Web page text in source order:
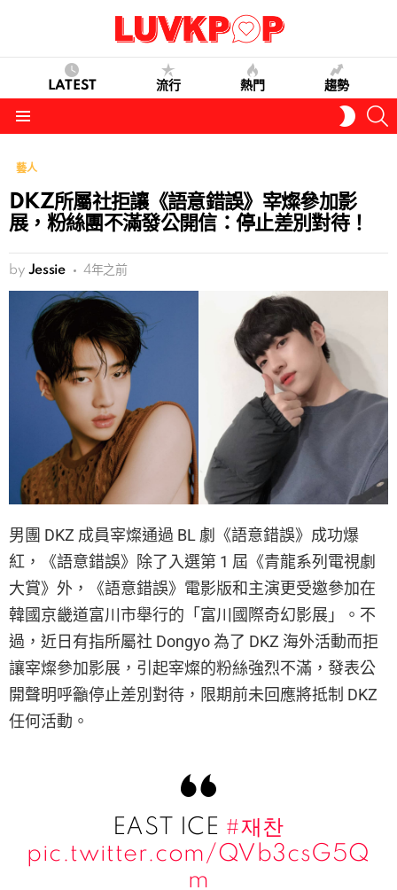
LATEST 流行 熱門 趨勢
SKIN
藝人
DKZ所屬社拒讓《語意錯誤》宰燦參加影
展，粉絲團不滿發公開信：停止差別對待！
by Jessie 4年之前
男團 DKZ 成員宰燦通過 BL 劇《語意錯誤》成功爆
紅，《語意錯誤》除了入選第 1 屆《青龍系列電視劇
大賞》外，《語意錯誤》電影版和主演更受邀參加在
韓國京畿道富川市舉行的「富川國際奇幻影展」。不
過，近日有指所屬社 Dongyo 為了 DKZ 海外活動而拒
讓宰燦參加影展，引起宰燦的粉絲強烈不滿，發表公
開聲明呼籲停止差別對待，限期前未回應將抵制 DKZ
任何活動。
EAST ICE #재찬
pic.twitter.com/QVb3csG5Q
m